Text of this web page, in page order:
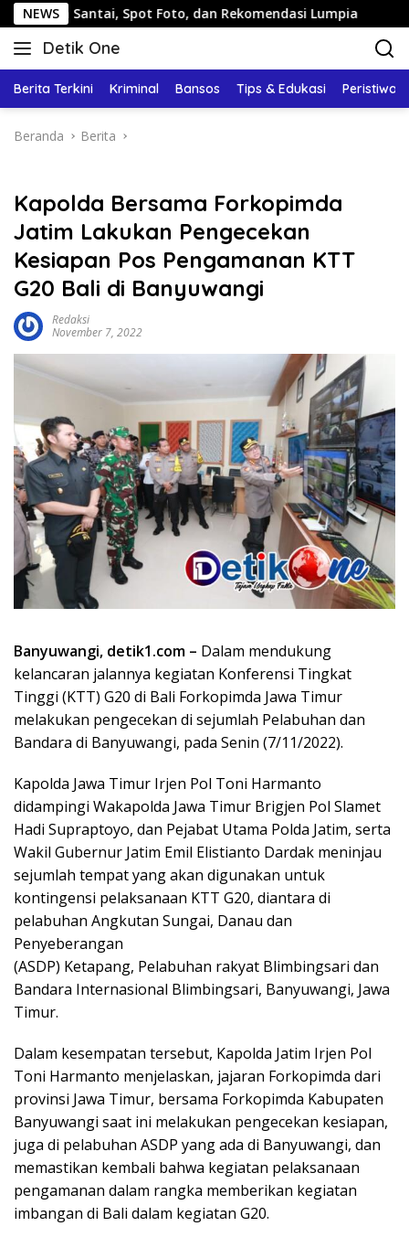
Langsung
ke
konten
NEWS
Spot Foto, dan Rekomendasi Lumpia Panduan
Detik One
Tajam
Fakta
Berita Terkini Kriminal Bansos Tips & Edukasi Peristiwa
Beranda Berita
Kapolda Bersama Forkopimda
Jatim Lakukan Pengecekan
Kesiapan Pos Pengamanan KTT
G20 Bali di Banyuwangi
Redaksi
November 7, 2022
Banyuwangi, detik1.com – Dalam mendukung
kelancaran jalannya kegiatan Konferensi Tingkat
Tinggi (KTT) G20 di Bali Forkopimda Jawa Timur
melakukan pengecekan di sejumlah Pelabuhan dan
Bandara di Banyuwangi, pada Senin (7/11/2022).
Kapolda Jawa Timur Irjen Pol Toni Harmanto
didampingi Wakapolda Jawa Timur Brigjen Pol Slamet
Hadi Supraptoyo, dan Pejabat Utama Polda Jatim, serta
Wakil Gubernur Jatim Emil Elistianto Dardak meninjau
sejumlah tempat yang akan digunakan untuk
kontingensi pelaksanaan KTT G20, diantara di
pelabuhan Angkutan Sungai, Danau dan
Penyeberangan
(ASDP) Ketapang, Pelabuhan rakyat Blimbingsari dan
Bandara Internasional Blimbingsari, Banyuwangi, Jawa
Timur.
Dalam kesempatan tersebut, Kapolda Jatim Irjen Pol
Toni Harmanto menjelaskan, jajaran Forkopimda dari
provinsi Jawa Timur, bersama Forkopimda Kabupaten
Banyuwangi saat ini melakukan pengecekan kesiapan,
juga di pelabuhan ASDP yang ada di Banyuwangi, dan
memastikan kembali bahwa kegiatan pelaksanaan
pengamanan dalam rangka memberikan kegiatan
imbangan di Bali dalam kegiatan G20.